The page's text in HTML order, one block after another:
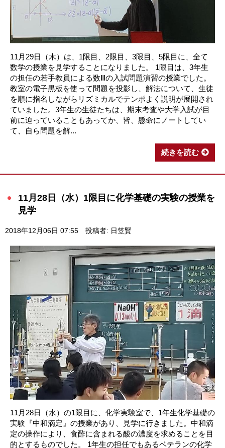
11月29日（木）は、1限目、2限目、3限目、5限目に、全て
数学の授業を見学することになりました。 1限目は、3年生
の担任の若手教員による数Ⅲの入試問題演習の授業でした。
教室の電子黒板を使って問題を投影し、解法について、生徒
を順に指名しながらリズミカルでテンポよく説明が展開され
ていました。3年生の生徒たちは、期末考査や大学入試が目
前に迫っていることもあってか、皆、懸命にノートしてい
て、自ら問題を解...
続きを読む
11月28日（水）1限目に化学基礎の実験の授業を
見学
2018年12月06日 07:55 投稿者: 日笠賢
11月28日（水）の1限目に、化学実験室で、1年生化学基礎の
実験『中和滴定』の授業があり、見学に行きました。中和滴
定の操作により、食酢に含まれる酸の濃度を求めることを目
的とするものでした。 1年生の担任でもあるベテランの化学